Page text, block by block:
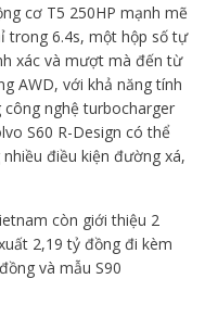
cơ T5 250HP mạnh mẽ
trong 6.4s, một hộp số tự
xác và mượt mà đến từ
AWD, với khả năng tính
nghệ turbocharger
S60 R-Design có thể
điều kiện đường xá,
còn giới thiệu 2
2,19 tỷ đồng đi kèm
và mẫu S90